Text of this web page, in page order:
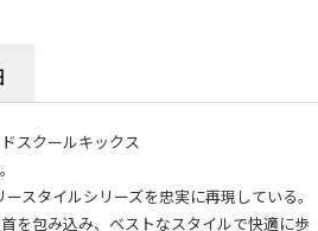
スクールキックス
スタイルシリーズを忠実に再現している。
を包み込み、ベストなスタイルで快適に歩